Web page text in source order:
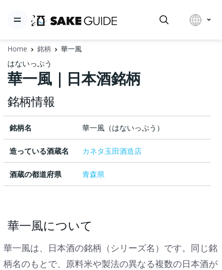
Home 銘柄 華一風
はないっぷう
華一風｜日本酒銘柄
銘柄情報
銘柄名 華一風（はないっぷう）
造っている酒蔵名 カネタ玉田酒造店
酒蔵の都道府県 青森県
華一風について
華一風は、日本酒の銘柄（シリーズ名）です。同じ銘
柄名のもとで、原料米や製法の異なる複数の日本酒が